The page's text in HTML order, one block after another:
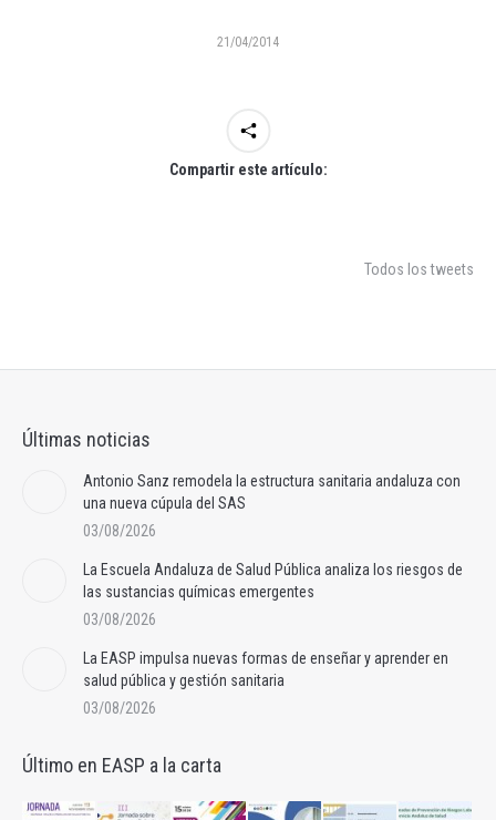
21/04/2014
Compartir este artículo:
Todos los tweets
Últimas noticias
Antonio Sanz remodela la estructura sanitaria andaluza con
una nueva cúpula del SAS
03/08/2026
La Escuela Andaluza de Salud Pública analiza los riesgos de
las sustancias químicas emergentes
03/08/2026
La EASP impulsa nuevas formas de enseñar y aprender en
salud pública y gestión sanitaria
03/08/2026
Último en EASP a la carta